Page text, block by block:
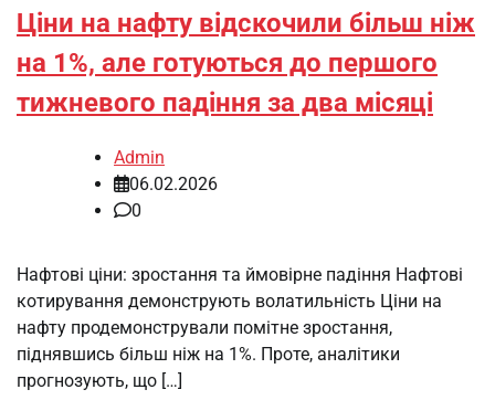
Ціни на нафту відскочили більш ніж
на 1%, але готуються до першого
тижневого падіння за два місяці
Admin
06.02.2026
0
Нафтові ціни: зростання та ймовірне падіння Нафтові
котирування демонструють волатильність Ціни на
нафту продемонстрували помітне зростання,
піднявшись більш ніж на 1%. Проте, аналітики
прогнозують, що […]